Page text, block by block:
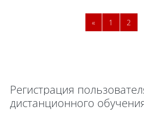
«Предыдущая
1 2
Регистрация
дистанционного